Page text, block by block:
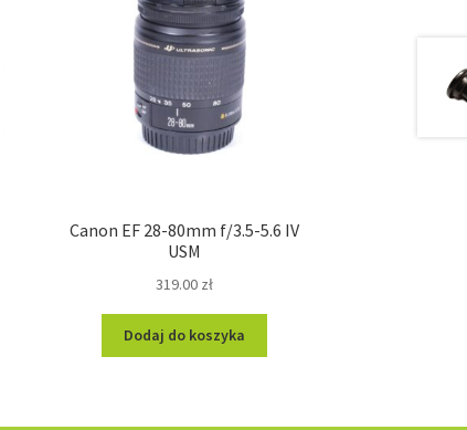
Canon EF 28-80mm f/3.5-5.6 IV
USM
319.00 zł
Dodaj do koszyka